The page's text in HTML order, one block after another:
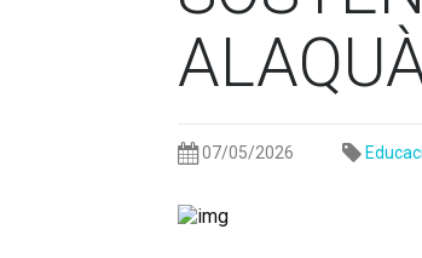
07/05/2026